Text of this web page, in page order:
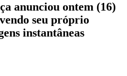
anunciou ontem (16)
seu próprio
instantâneas